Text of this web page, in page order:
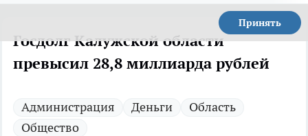
Принять
Госдолг Калужской области
превысил 28,8 миллиарда рублей
Администрация Деньги
Область
Общество